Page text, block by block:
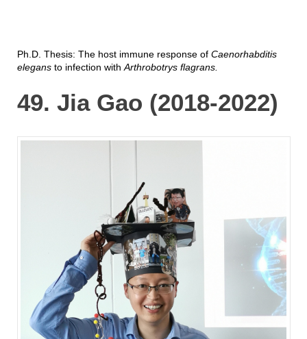
Ph.D. Thesis: The host immune response of Caenorhabditis
elegansto infection with Arthrobotrys flagrans.
49. Jia Gao (2018-2022)